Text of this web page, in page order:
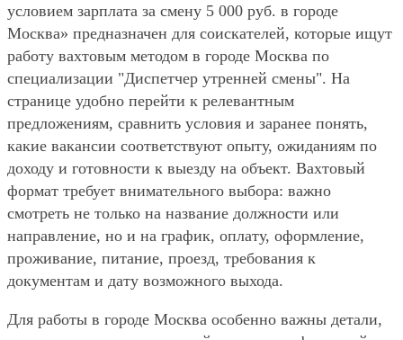
условием зарплата за смену 5 000 руб. в городе
Москва» предназначен для соискателей, которые ищут
работу вахтовым методом в городе Москва по
специализации "Диспетчер утренней смены". На
странице удобно перейти к релевантным
предложениям, сравнить условия и заранее понять,
какие вакансии соответствуют опыту, ожиданиям по
доходу и готовности к выезду на объект. Вахтовый
формат требует внимательного выбора: важно
смотреть не только на название должности или
направление, но и на график, оплату, оформление,
проживание, питание, проезд, требования к
документам и дату возможного выхода.
Для работы в городе Москва особенно важны детали,